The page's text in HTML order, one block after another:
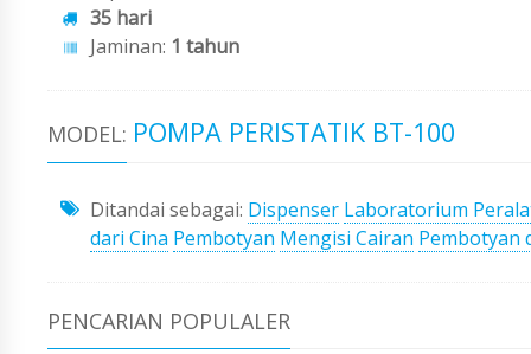
35 hari
Jaminan: 1 tahun
MODEL: POMPA PERISTATIK BT-100
Ditandai sebagai: Dispenser Laboratorium
dari Cina Pembotyan Mengisi Cairan Pembotyan
PENCARIAN POPULALER